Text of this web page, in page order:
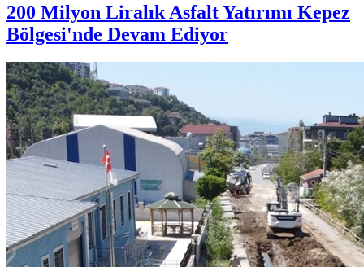
200 Milyon Liralık Asfalt Yatırımı Kepez
Bölgesi'nde Devam Ediyor